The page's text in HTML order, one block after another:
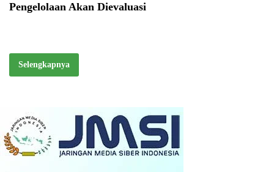
Pengelolaan Akan Dievaluasi
Selengkapnya